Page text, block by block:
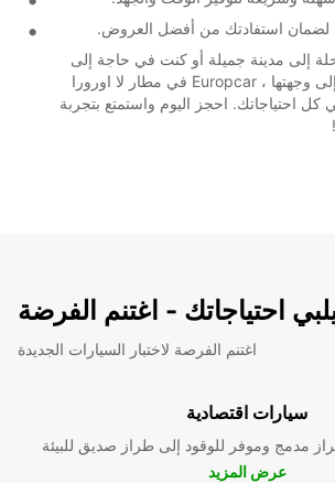
لضمان استفادتك من أفضل العروض.
إلى مدينة جميلة أو كنت في حاجة إلى
شاحنة لنقل بضائعك إلى وجهتها ، Europcar في مطار لا اورورا
احتياجاتك. احجز اليوم واستمتع بتجربة
احتياجاتك - اغتنم الفرضة
اغتنم الفرصة لاختبار السيارات الجديدة
سيارات اقتصادية
مدمج وموفر للوقود إلى طراز صديق للبيئة
عرض المزيد